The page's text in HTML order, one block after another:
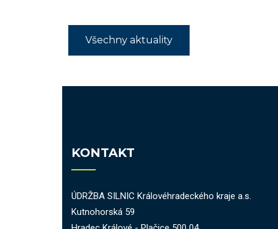
Všechny aktuality
KONTAKT
ÚDRŽBA SILNIC Královéhradeckého kraje a.s.
Kutnohorská 59